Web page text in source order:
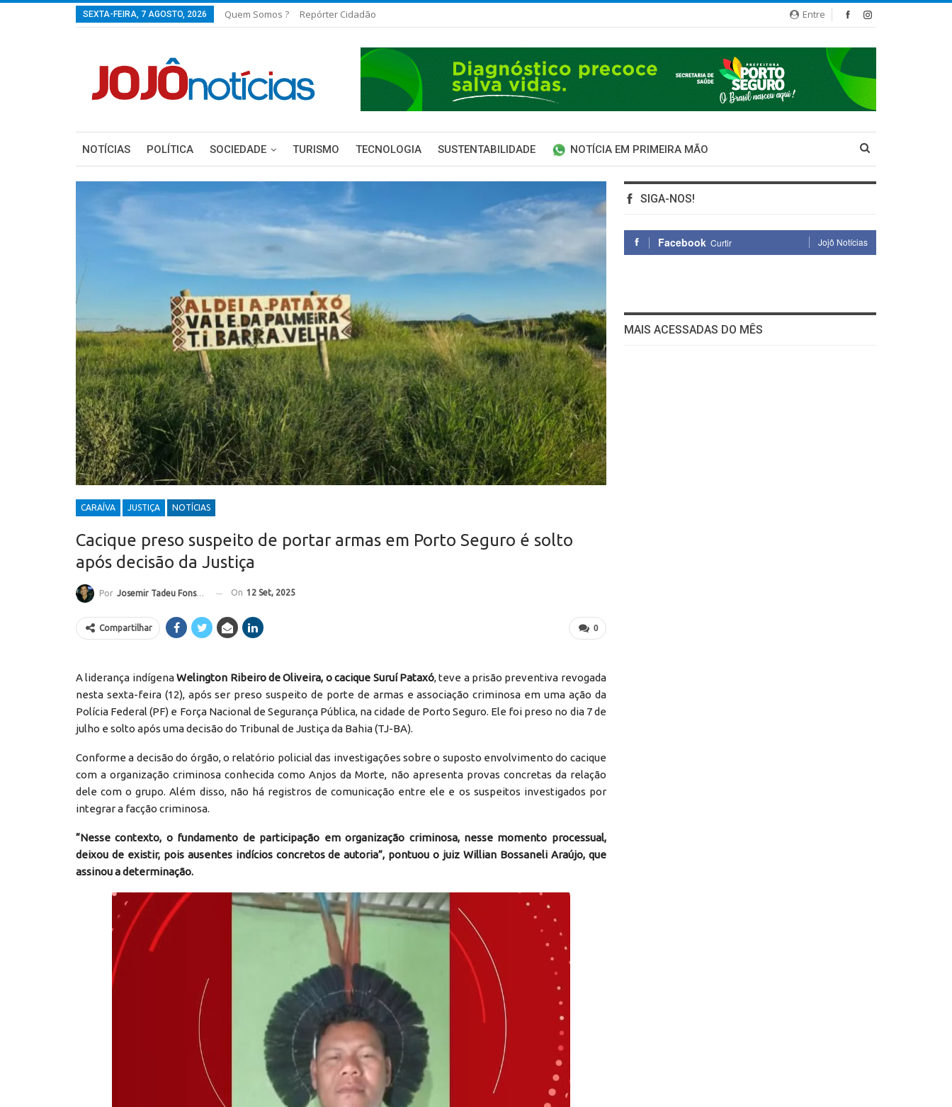
Entre
SEXTA-FEIRA, 7 AGOSTO, 2026 Quem Somos ? Repórter Cidadão
NOTÍCIAS POLÍTICA SOCIEDADE TURISMO TECNOLOGIA SUSTENTABILIDADE NOTÍCIA EM PRIMEIRA MÃO
CARAÍVA JUSTIÇA NOTÍCIAS
Cacique preso suspeito de portar armas em Porto Seguro é solto
após decisão da Justiça
Por Josemir Tadeu Fonseca On 12 Set, 2025
0
Compartilhar
A liderança indígenaWelington Ribeiro de Oliveira, o cacique Suruí Pataxó, teve a prisão preventiva revogada
nesta sexta-feira (12), após ser preso suspeito de porte de armas e associação criminosa em uma ação da
Polícia Federal (PF) e Força Nacional de Segurança Pública, na cidade de Porto Seguro. Ele foi preso no dia 7 de
julho e solto após uma decisão do Tribunal de Justiça da Bahia (TJ-BA).
Conforme a decisão do órgão, o relatório policial das investigações sobre o suposto envolvimento do cacique
com a organização criminosa conhecida como Anjos da Morte, não apresenta provas concretas da relação
dele com o grupo. Além disso, não há registros de comunicação entre ele e os suspeitos investigados por
integrar a facção criminosa.
“Nesse contexto, o fundamento de participação em organização criminosa, nesse momento processual,
deixou de existir, pois ausentes indícios concretos de autoria”, pontuou o juiz Willian Bossaneli Araújo, que
assinou a determinação.
SIGA-NOS!
Facebook Curtir Jojô Notícias
MAIS ACESSADAS DO MÊS